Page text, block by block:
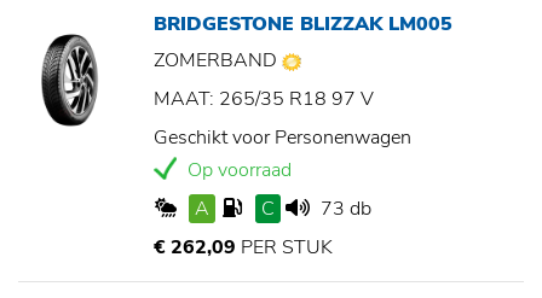
BRIDGESTONE BLIZZAK LM005
ZOMERBAND
MAAT: 265/35 R18 97 V
Geschikt voor Personenwagen
Op voorraad
A
C
73 db
€ 262,09 PER STUK